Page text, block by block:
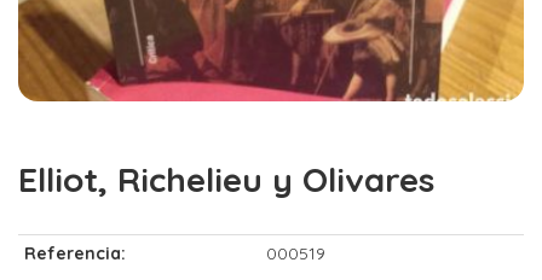
Elliot, Richelieu y Olivares
Referencia: 000519